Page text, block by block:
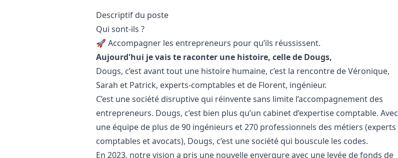
Description
Descriptif du poste
Qui sont-ils ?
🚀 Accompagner les entrepreneurs pour qu’ils réussissent.
Aujourd'hui je vais te raconter une histoire, celle de Dougs,
Dougs, c’est avant tout une histoire humaine, c’est la rencontre de Véronique,
Sarah et Patrick, experts-comptables et de Florent, ingénieur.
C’est une société disruptive qui réinvente sans limite l’accompagnement des
entrepreneurs. Dougs, c’est bien plus qu’un cabinet d’expertise comptable. Avec
une équipe de plus de 90 ingénieurs et 270 professionnels des métiers (experts
comptables et avocats), Dougs, c’est une société qui bouscule les codes.
En 2023, notre vision a pris une nouvelle envergure avec une levée de fonds de